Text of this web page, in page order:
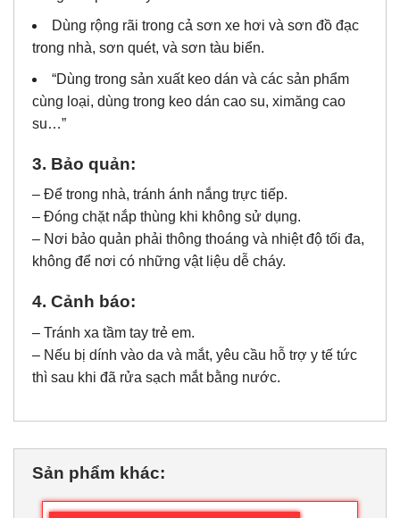
Dùng rộng rãi trong cả sơn xe hơi và sơn đồ đạc
trong nhà, sơn quét, và sơn tàu biển.
“Dùng trong sản xuất keo dán và các sản phẩm
cùng loại, dùng trong keo dán cao su, ximăng cao
su…”
3. Bảo quản:
– Để trong nhà, tránh ánh nắng trực tiếp.
– Đóng chặt nắp thùng khi không sử dụng.
– Nơi bảo quản phải thông thoáng và nhiệt độ tối đa,
không để nơi có những vật liệu dễ cháy.
4. Cảnh báo:
– Tránh xa tầm tay trẻ em.
– Nếu bị dính vào da và mắt, yêu cầu hỗ trợ y tế tức
thì sau khi đã rửa sạch mắt bằng nước.
Sản phẩm khác: